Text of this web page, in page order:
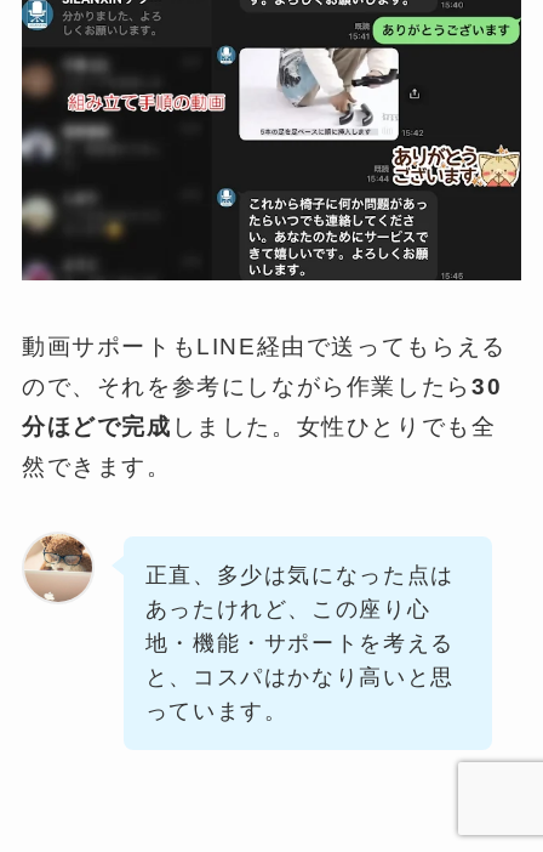
動画サポートもLINE経由で送ってもらえる
ので、それを参考にしながら作業したら 30
分ほどで完成 しました。女性ひとりでも全
然できます。
正直、多少は気になった点は
あったけれど、この座り心
地・機能・サポートを考える
と、コスパはかなり高いと思
っています。